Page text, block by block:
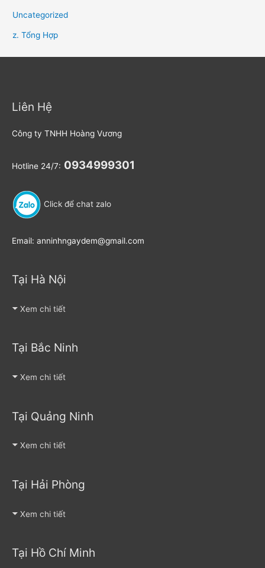
Uncategorized
z. Tổng Hợp
Liên Hệ
Công ty TNHH Hoàng Vương
Hotline 24/7: 0934999301
Click để chat zalo
Email: anninhngaydem@gmail.com
Tại Hà Nội
Xem chi tiết
Tại Bắc Ninh
Xem chi tiết
Tại Quảng Ninh
Xem chi tiết
Tại Hải Phòng
Xem chi tiết
Tại Hồ Chí Minh